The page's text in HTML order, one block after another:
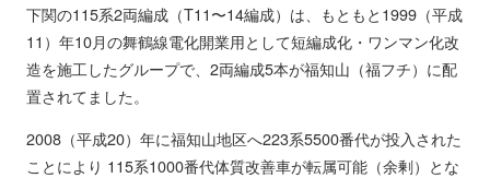
下関の115系2両編成（T11〜14編成）は、もともと1999（平成
11）年10月の舞鶴線電化開業用として短編成化・ワンマン化改
造を施工したグループで、2両編成5本が福知山（福フチ）に配
置されてました。
2008（平成20）年に福知山地区へ223系5500番代が投入された
ことにより 115系1000番代体質改善車が転属可能（余剰）とな